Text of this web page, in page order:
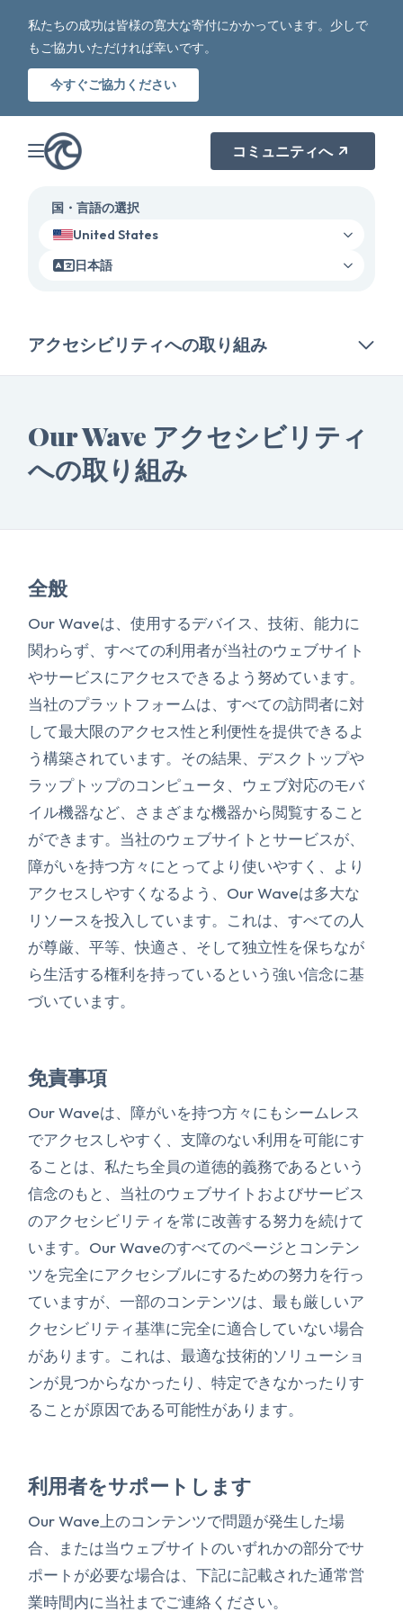
私たちの成功は皆様の寛大な寄付にかかっています。少しで
もご協力いただければ幸いです。
今すぐご協力ください
コミュニティへ
国・言語の選択
United States
日本語
アクセシビリティへの取り組み
Our Wave アクセシビリティ
への取り組み
全般
Our Waveは、使用するデバイス、技術、能力に
関わらず、すべての利用者が当社のウェブサイト
やサービスにアクセスできるよう努めています。
当社のプラットフォームは、すべての訪問者に対
して最大限のアクセス性と利便性を提供できるよ
う構築されています。その結果、デスクトップや
ラップトップのコンピュータ、ウェブ対応のモバ
イル機器など、さまざまな機器から閲覧すること
ができます。当社のウェブサイトとサービスが、
障がいを持つ方々にとってより使いやすく、より
アクセスしやすくなるよう、Our Waveは多大な
リソースを投入しています。これは、すべての人
が尊厳、平等、快適さ、そして独立性を保ちなが
ら生活する権利を持っているという強い信念に基
づいています。
免責事項
Our Waveは、障がいを持つ方々にもシームレス
でアクセスしやすく、支障のない利用を可能にす
ることは、私たち全員の道徳的義務であるという
信念のもと、当社のウェブサイトおよびサービス
のアクセシビリティを常に改善する努力を続けて
います。Our Waveのすべてのページとコンテン
ツを完全にアクセシブルにするための努力を行っ
ていますが、一部のコンテンツは、最も厳しいア
クセシビリティ基準に完全に適合していない場合
があります。これは、最適な技術的ソリューショ
ンが見つからなかったり、特定できなかったりす
ることが原因である可能性があります。
利用者をサポートします
Our Wave上のコンテンツで問題が発生した場
合、または当ウェブサイトのいずれかの部分でサ
ポートが必要な場合は、下記に記載された通常営
業時間内に当社までご連絡ください。